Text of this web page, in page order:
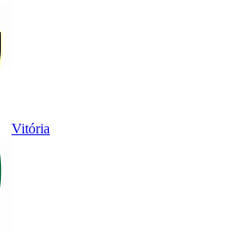
Vitória